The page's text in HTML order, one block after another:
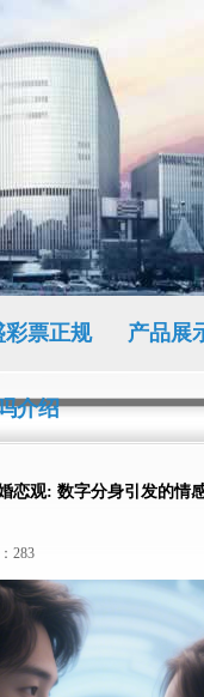
彩票正规
介绍
产品展
恋观: 数字分身引发的情
283